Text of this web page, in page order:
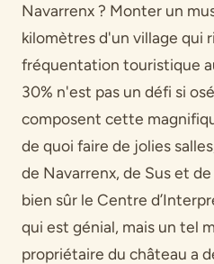
Navarrenx ? Monter un
kilomètres d'un village qui
fréquentation touristique
30% n'est pas un défi si
composent cette
de quoi faire de jolies
de Navarrenx, de Sus et
bien sûr le Centre
qui est génial, mais un tel
propriétaire du château a